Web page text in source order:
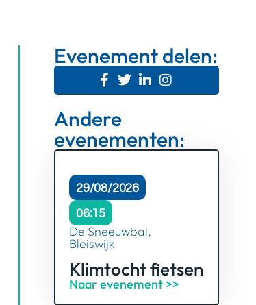
Evenement delen:
Andere
evenementen:
29/08/2026
06:15
De Sneeuwbal,
Bleiswijk
Klimtocht fietsen
Naar evenement >>